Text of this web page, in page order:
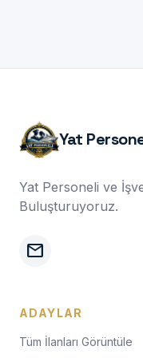
Yat
Yat Personeli ve
Buluşturuyoruz.
mail
ADAYLAR
Tüm İlanları Görüntüle